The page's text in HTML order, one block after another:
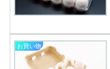
お買い物